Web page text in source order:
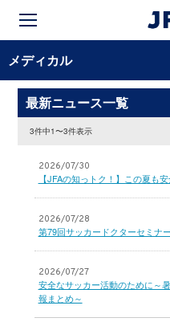
メディカル
最新ニュース一覧
3件中1〜3件表示
2026/07/30
【JFAの知っトク！】この夏も
2026/07/28
第79回サッカードクターセミナ
2026/07/27
安全なサッカー活動のために～
報まとめ～